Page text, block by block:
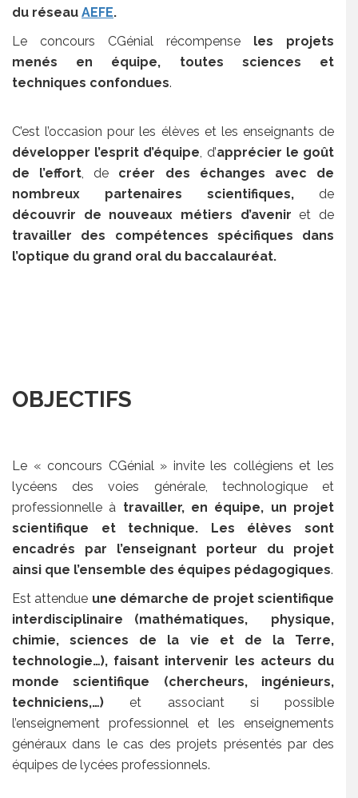
du réseau AEFE.
Le concours CGénial récompense les projets
menés en équipe, toutes sciences et
techniques confondues.
C’est l’occasion pour les élèves et les enseignants de
développer l’esprit d’équipe, d’apprécier le goût
de l’effort, de créer des échanges avec de
nombreux partenaires scientifiques, de
découvrir de nouveaux métiers d’aveniret de
travailler des compétences spécifiques dans
l’optique du grand oral du baccalauréat.
OBJECTIFS
Le « concours CGénial » invite les collégiens et les
lycéens des voies générale, technologique et
professionnelle à travailler, en équipe, un projet
scientifique et technique. Les élèves sont
encadrés par l’enseignant porteur du projet
ainsi que l’ensemble des équipes pédagogiques.
Est attendue une démarche de projet scientifique
interdisciplinaire (mathématiques, physique,
chimie, sciences de la vie et de la Terre,
technologie…), faisant intervenir les acteurs du
monde scientifique (chercheurs, ingénieurs,
techniciens,…)et associant si possible
l’enseignement professionnel et les enseignements
généraux dans le cas des projets présentés par des
équipes de lycées professionnels.